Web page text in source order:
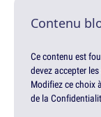
Contenu
Ce contenu est
devez accepter
Modifiez ce choix
de la